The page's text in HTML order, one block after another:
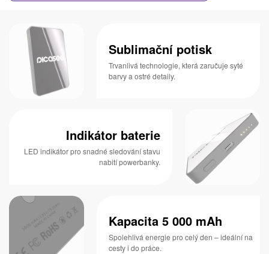
Sublimační potisk
Trvanlivá technologie, která zaručuje syté
barvy a ostré detaily.
Indikátor baterie
LED indikátor pro snadné sledování stavu
nabití powerbanky.
Kapacita 5 000 mAh
Spolehlivá energie pro celý den – ideální na
cesty i do práce.